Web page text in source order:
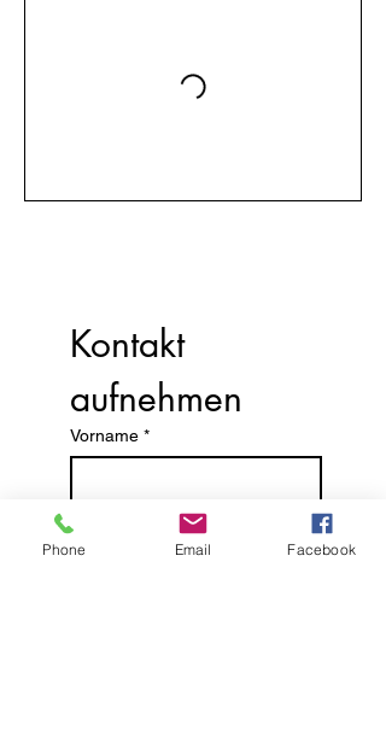
Kontakt
aufnehmen
Vorname *
Phone Email Facebook